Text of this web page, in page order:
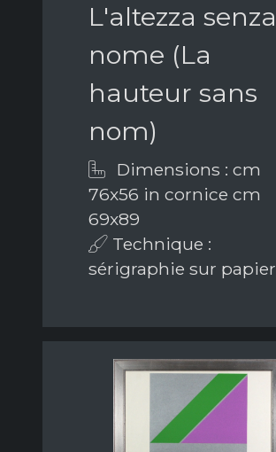
L'altezza senza
nome (La
hauteur sans
nom)
Dimensions : cm
76x56 in cornice cm
69x89
Technique :
sérigraphie sur papier